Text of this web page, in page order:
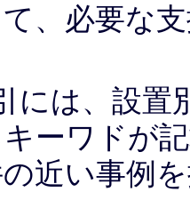
、必要な
は、設置
ーワドが
近い事例